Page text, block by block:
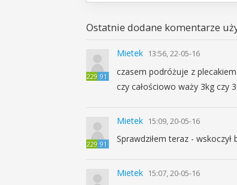
Ostatnie dodane komentarze
229 91
Mietek 13:56, 22-05-16
czasem podróżuje z
czy całościowo waży 3kg czy
229 91
Mietek 15:09, 20-05-16
Sprawdziłem teraz -
Mietek 15:07, 20-05-16